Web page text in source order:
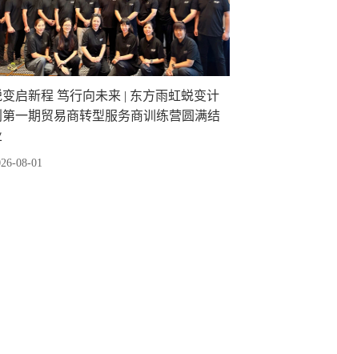
变启新程 笃行向未来 | 东方雨虹蜕变计
第一期贸易商转型服务商训练营圆满结
08-01